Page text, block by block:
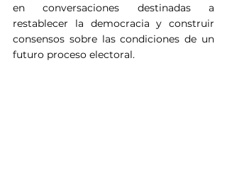
en conversaciones destinadas a
restablecer la democracia y construir
consensos sobre las condiciones de un
futuro proceso electoral.